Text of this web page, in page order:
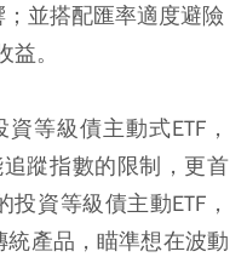
並搭配匯率適度避險
。
等級債主動式ETF，
蹤指數的限制，更首
資等級債主動ETF，
產品，瞄準想在波動